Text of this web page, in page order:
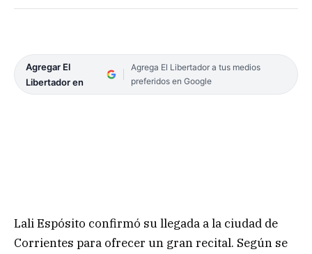
Agregar El
Libertador en
Agrega El Libertador a tus medios
preferidos en Google
Lali Espósito confirmó su llegada a la ciudad de
Corrientes para ofrecer un gran recital. Según se